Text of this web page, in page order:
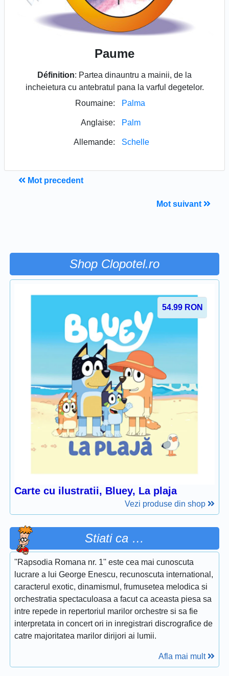
Paume
Définition: Partea dinauntru a mainii, de la
incheietura cu antebratul pana la varful degetelor.
Roumaine:
Palma
Anglaise: Palm
Allemande: Schelle
Mot precedent
Mot suivant
Shop Clopotel.ro
54.99 RON
Carte cu ilustratii, Bluey, La plaja
Vezi produse din shop
Stiati ca …
''Rapsodia Romana nr. 1'' este cea mai cunoscuta
lucrare a lui George Enescu, recunoscuta international,
caracterul exotic, dinamismul, frumusetea melodica si
orchestratia spectaculoasa a facut ca aceasta piesa sa
intre repede in repertoriul marilor orchestre si sa fie
interpretata in concert ori in inregistrari discrografice de
catre majoritatea marilor dirijori ai lumii.
Afla mai mult